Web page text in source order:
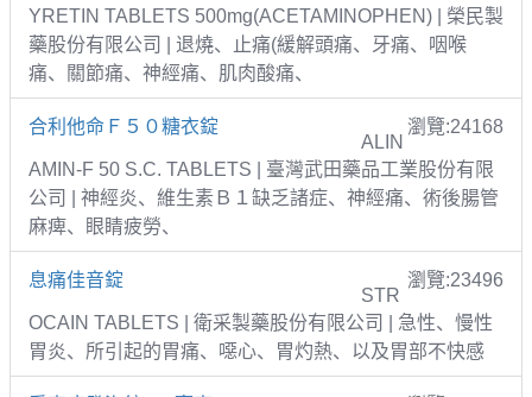
YRETIN TABLETS 500mg(ACETAMINOPHEN) | 榮民製
藥股份有限公司 | 退燒、止痛(緩解頭痛、牙痛、咽喉
痛、關節痛、神經痛、肌肉酸痛、
合利他命Ｆ５０糖衣錠 瀏覽:24168
ALIN
AMIN-F 50 S.C. TABLETS | 臺灣武田藥品工業股份有限
公司 | 神經炎、維生素Ｂ１缺乏諸症、神經痛、術後腸管
麻痺、眼睛疲勞、
息痛佳音錠 瀏覽:23496
STR
OCAIN TABLETS | 衛采製藥股份有限公司 | 急性、慢性
胃炎、所引起的胃痛、噁心、胃灼熱、以及胃部不快感